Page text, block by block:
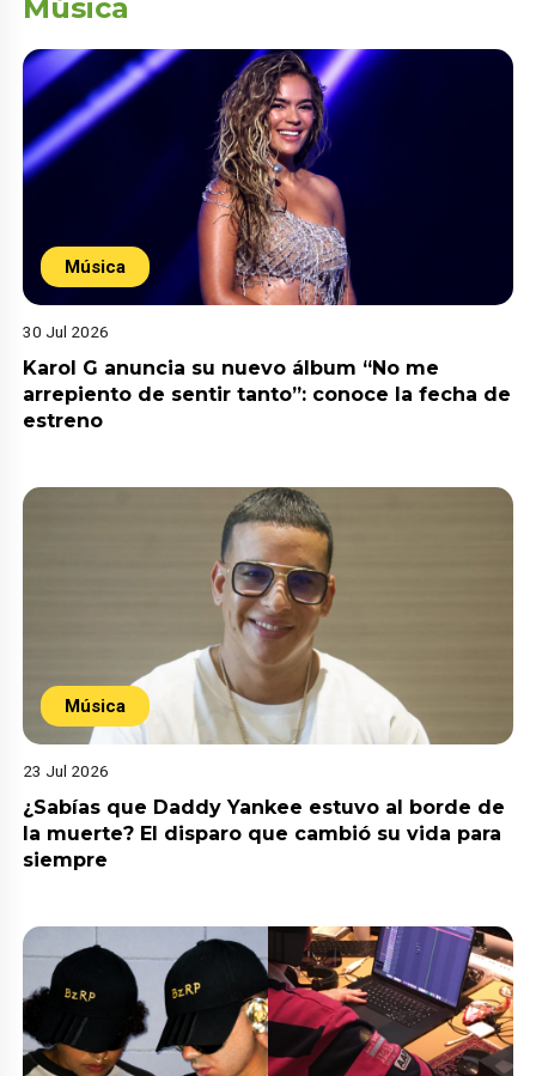
Música
Música
30 Jul 2026
Karol G anuncia su nuevo álbum “No me
arrepiento de sentir tanto”: conoce la fecha de
estreno
Música
23 Jul 2026
¿Sabías que Daddy Yankee estuvo al borde de
la muerte? El disparo que cambió su vida para
siempre